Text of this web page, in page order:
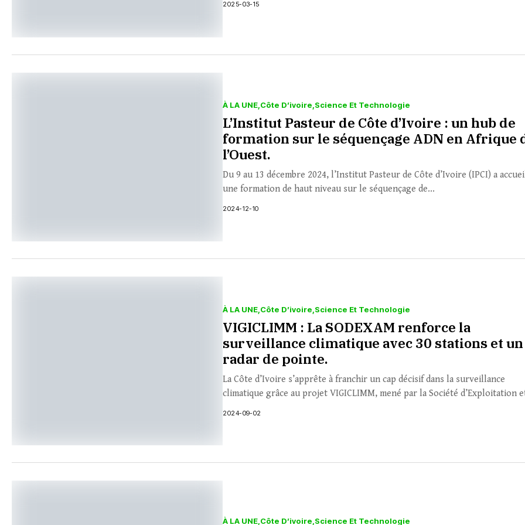
2025-03-15
À LA UNE Côte D’ivoire Science Et Technologie
L’Institut Pasteur de Côte d’Ivoire : un hub de
formation sur le séquençage ADN en Afrique
l’Ouest.
Du 9 au 13 décembre 2024, l’Institut Pasteur de Côte d’Ivoire (IPCI) a
une formation de haut niveau sur le séquençage de...
2024-12-10
À LA UNE Côte D’ivoire Science Et Technologie
VIGICLIMM : La SODEXAM renforce la
surveillance climatique avec 30 stations et un
radar de pointe.
La Côte d’Ivoire s’apprête à franchir un cap décisif dans la surveillance
climatique grâce au projet VIGICLIMM, mené par la Société d’Exploitation
2024-09-02
À LA UNE Côte D’ivoire Science Et Technologie